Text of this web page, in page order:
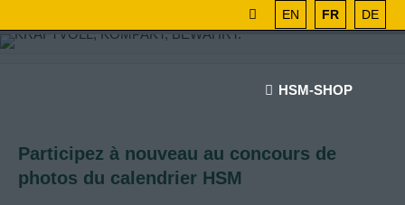
EN FR DE
HSM-SHOP
Participez à nouveau au concours de
photos du calendrier HSM